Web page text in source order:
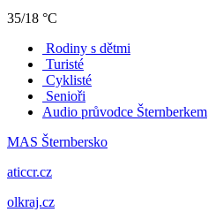
35/18 °C
Rodiny s dětmi
Turisté
Cyklisté
Senioři
Audio průvodce Šternberkem
MAS Šternbersko
aticcr.cz
olkraj.cz